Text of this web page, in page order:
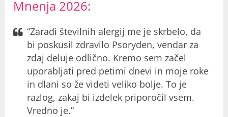
Mnenja 2026:
“Zaradi številnih alergij me je skrbelo, da
bi poskusil zdravilo Psoryden, vendar za
zdaj deluje odlično. Kremo sem začel
uporabljati pred petimi dnevi in moje roke
in dlani so že videti veliko bolje. To je
razlog, zakaj bi izdelek priporočil vsem.
Vredno je.”